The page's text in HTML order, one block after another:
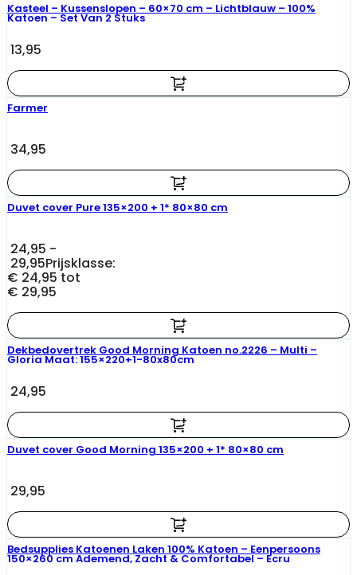
Kasteel – Kussenslopen – 60×70 cm – Lichtblauw – 100%
Katoen – Set Van 2 Stuks
13,95
Farmer
34,95
Duvet cover Pure 135×200 + 1* 80×80 cm
24,95 -
29,95Prijsklasse:
€ 24,95 tot
€ 29,95
Dekbedovertrek Good Morning Katoen no.2226 – Multi –
Gloria Maat: 155×220+1-80x80cm
24,95
Duvet cover Good Morning 135×200 + 1* 80×80 cm
29,95
Bedsupplies Katoenen Laken 100% Katoen – Eenpersoons
150×260 cm Ademend, Zacht & Comfortabel – Ecru